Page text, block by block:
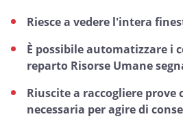
Riesce a vedere l'intera
È possibile automatizzare i
reparto Risorse Umane
Riuscite a raccogliere prove
necessaria per agire di